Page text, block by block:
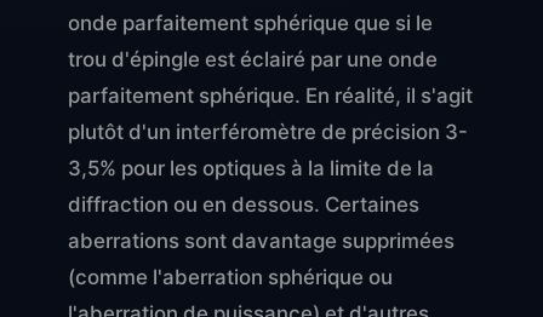
onde parfaitement sphérique que si le
trou d'épingle est éclairé par une onde
parfaitement sphérique. En réalité, il s'agit
plutôt d'un interféromètre de précision 3-
3,5% pour les optiques à la limite de la
diffraction ou en dessous. Certaines
aberrations sont davantage supprimées
(comme l'aberration sphérique ou